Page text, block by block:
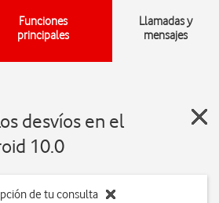
Funciones
principales
Llamadas y
mensajes
desvíos en el
10.0
de tu consulta